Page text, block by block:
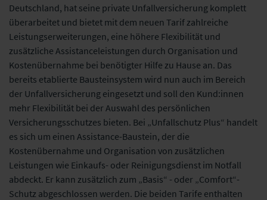
Deutschland, hat seine private Unfallversicherung komplett
überarbeitet und bietet mit dem neuen Tarif zahlreiche
Leistungserweiterungen, eine höhere Flexibilität und
zusätzliche Assistanceleistungen durch Organisation und
Kostenübernahme bei benötigter Hilfe zu Hause an. Das
bereits etablierte Bausteinsystem wird nun auch im Bereich
der Unfallversicherung eingesetzt und soll den Kund:innen
mehr Flexibilität bei der Auswahl des persönlichen
Versicherungsschutzes bieten. Bei „Unfallschutz Plus“ handelt
es sich um einen Assistance-Baustein, der die
Kostenübernahme und Organisation von zusätzlichen
Leistungen wie Einkaufs- oder Reinigungsdienst im Notfall
abdeckt. Er kann zusätzlich zum „Basis“ - oder „Comfort“-
Schutz abgeschlossen werden. Die beiden Tarife enthalten